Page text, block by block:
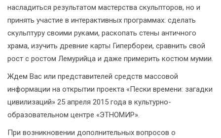
насладиться результатом мастерства скульпторов, но и
принять участие в интерактивных программах: сделать
скульптуру своими руками, раскопать стены античного
храма, изучить древние карты Гипербореи, сравнить свой
рост с ростом Лемурийца и даже примерить костюм мумии.
Ждем Вас или представителей средств массовой
информации на открытии проекта «Пески времени: загадки
цивилизаций» 25 апреля 2015 года в культурно-
образовательном центре «ЭТНОМИР».
При возникновении дополнительных вопросов о